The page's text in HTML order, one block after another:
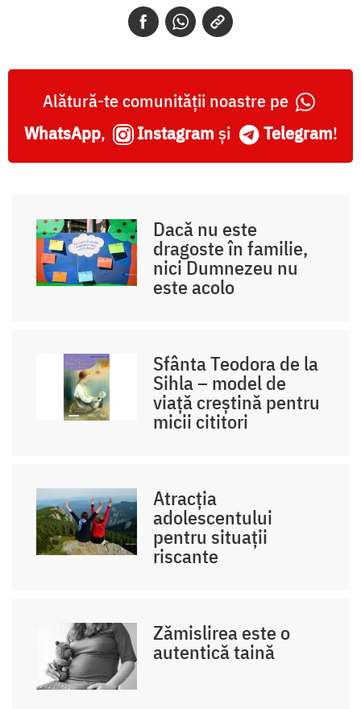
Alătură-te comunității noastre pe
WhatsApp, Instagram și Telegram!
Dacă nu este
dragoste în familie,
nici Dumnezeu nu
este acolo
Sfânta Teodora de la
Sihla – model de
viaţă creştină pentru
micii cititori
Atracția
adolescentului
pentru situații
riscante
Zămislirea este o
autentică taină